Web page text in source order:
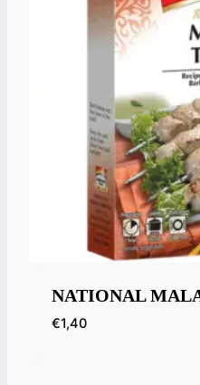
NATIONAL
€1,40